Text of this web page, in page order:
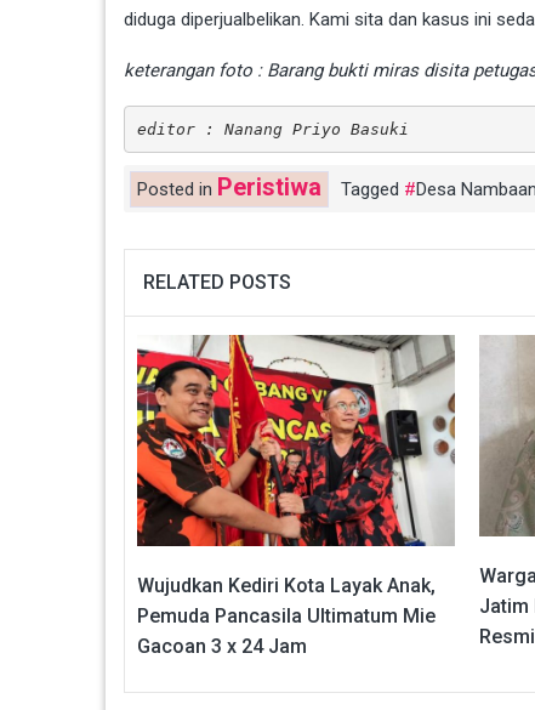
diduga diperjualbelikan. Kami sita dan kasus ini
keterangan foto : Barang bukti miras disita
editor : Nanang Priyo Basuki
Posted in Peristiwa Tagged Desa
RELATED POSTS
Wujudkan Kediri Kota Layak Anak,
Pemuda Pancasila Ultimatum Mie
Gacoan 3 x 24 Jam
Jatim
Resmi